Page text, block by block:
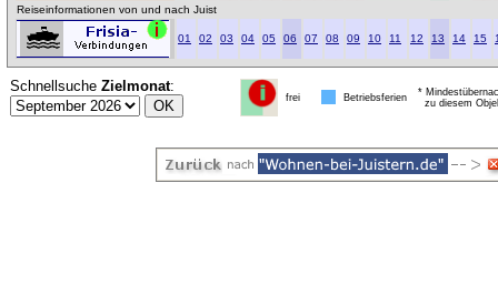
Reiseinformationen von und nach Juist
01 02 03 04 05 06 07 08 09 10 11 12 13 14 15
Schnellsuche Zielmonat:
frei Betriebsferien
*
zu diesem